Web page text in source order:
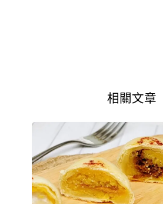
相關文章